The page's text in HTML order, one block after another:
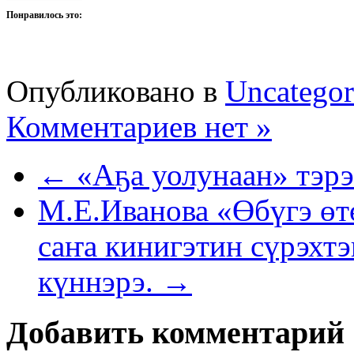
Понравилось это:
Опубликовано в
Комментариев нет »
← «Аҕа уолунаан»
М.Е.Иванова «Өбүгэ
саҥа кинигэтин
күннэрэ. →
Добавить комментарий